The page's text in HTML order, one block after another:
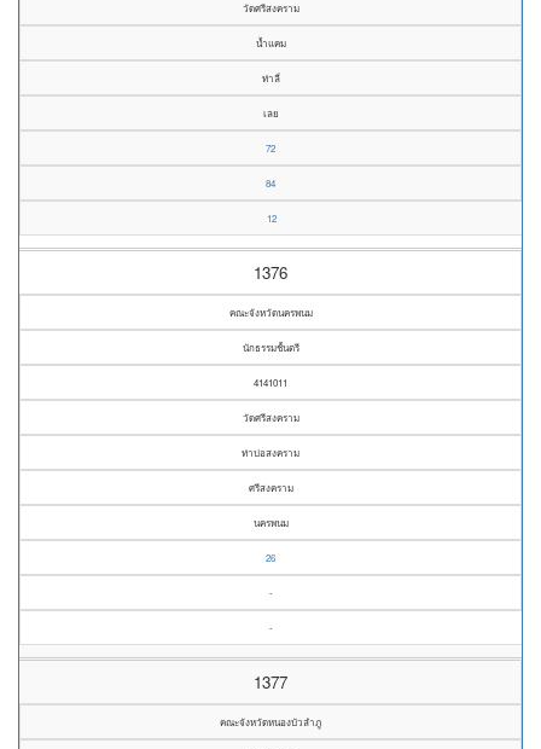
วัดศรีสงคราม
น้ำแคม
ท่าลี่
เลย
72
84
12
1376
คณะจังหวัดนครพนม
นักธรรมชั้นตรี
4141011
วัดศรีสงคราม
ท่าบ่อสงคราม
ศรีสงคราม
นครพนม
26
-
-
1377
คณะจังหวัดหนองบัวลำภู